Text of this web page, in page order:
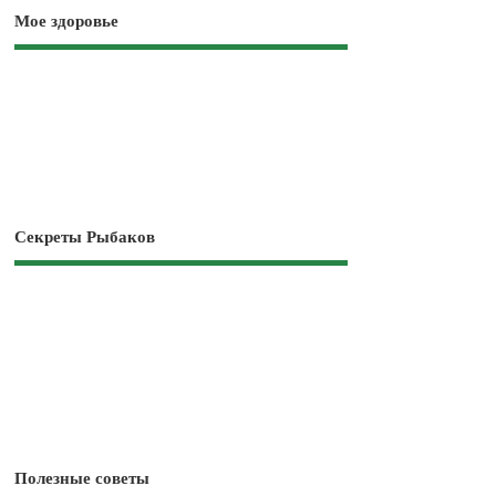
Мое здоровье
Секреты Рыбаков
Полезные советы